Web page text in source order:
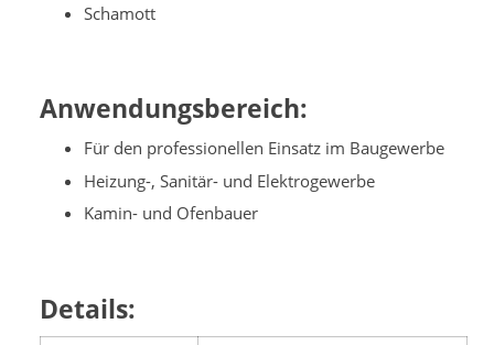
Schamott
Anwendungsbereich:
Für den professionellen Einsatz im Baugewerbe
Heizung-, Sanitär- und Elektrogewerbe
Kamin- und Ofenbauer
Details: